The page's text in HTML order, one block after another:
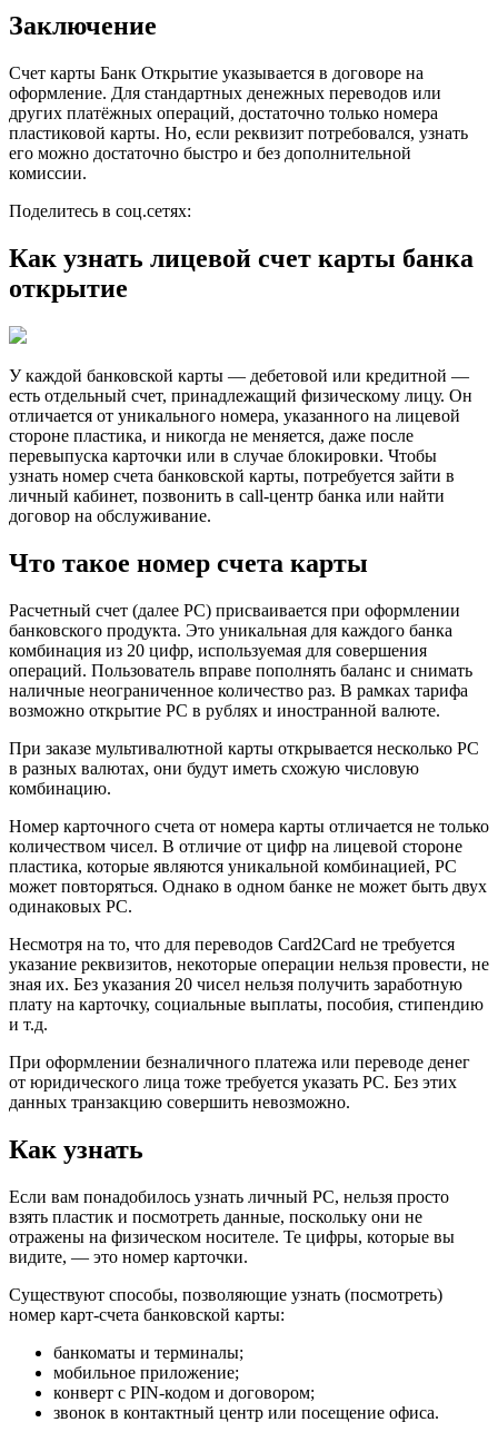
Заключение
Счет карты Банк Открытие указывается в договоре на
оформление. Для стандартных денежных переводов или
других платёжных операций, достаточно только номера
пластиковой карты. Но, если реквизит потребовался, узнать
его можно достаточно быстро и без дополнительной
комиссии.
Поделитесь в соц.сетях:
Как узнать лицевой счет карты банка
открытие
У каждой банковской карты — дебетовой или кредитной —
есть отдельный счет, принадлежащий физическому лицу. Он
отличается от уникального номера, указанного на лицевой
стороне пластика, и никогда не меняется, даже после
перевыпуска карточки или в случае блокировки. Чтобы
узнать номер счета банковской карты, потребуется зайти в
личный кабинет, позвонить в call-центр банка или найти
договор на обслуживание.
Что такое номер счета карты
Расчетный счет (далее РС) присваивается при оформлении
банковского продукта. Это уникальная для каждого банка
комбинация из 20 цифр, используемая для совершения
операций. Пользователь вправе пополнять баланс и снимать
наличные неограниченное количество раз. В рамках тарифа
возможно открытие РС в рублях и иностранной валюте.
При заказе мультивалютной карты открывается несколько РС
в разных валютах, они будут иметь схожую числовую
комбинацию.
Номер карточного счета от номера карты отличается не только
количеством чисел. В отличие от цифр на лицевой стороне
пластика, которые являются уникальной комбинацией, РС
может повторяться. Однако в одном банке не может быть двух
одинаковых РС.
Несмотря на то, что для переводов Card2Card не требуется
указание реквизитов, некоторые операции нельзя провести, не
зная их. Без указания 20 чисел нельзя получить заработную
плату на карточку, социальные выплаты, пособия, стипендию
и т.д.
При оформлении безналичного платежа или переводе денег
от юридического лица тоже требуется указать РС. Без этих
данных транзакцию совершить невозможно.
Как узнать
Если вам понадобилось узнать личный РС, нельзя просто
взять пластик и посмотреть данные, поскольку они не
отражены на физическом носителе. Те цифры, которые вы
видите, — это номер карточки.
Существуют способы, позволяющие узнать (посмотреть)
номер карт-счета банковской карты:
банкоматы и терминалы;
мобильное приложение;
конверт с PIN-кодом и договором;
звонок в контактный центр или посещение офиса.